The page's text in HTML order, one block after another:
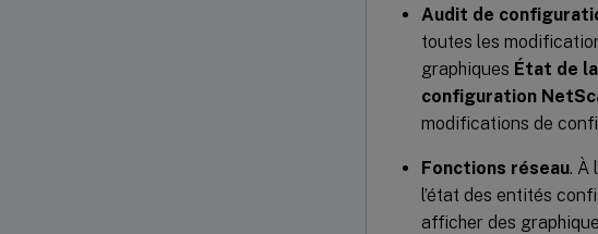
Audit de
toutes les
graphiques État de
configuration
modifications de
Fonctions réseau. À
l’état des entités
afficher des